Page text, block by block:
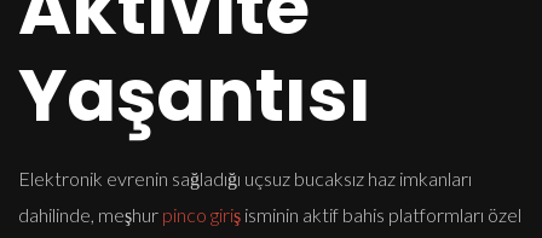
Yaşantısı
Elektronik evrenin sağladığı uçsuz bucaksız haz imkanları
dahilinde, meşhur pinco giriş isminin aktif bahis platformları özel